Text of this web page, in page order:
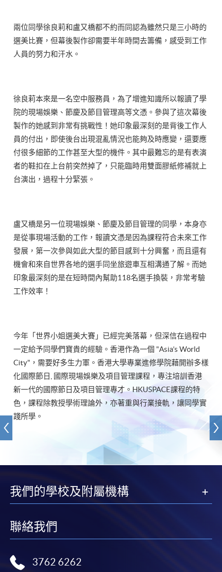
兩位同學徐良莉和盧又橋都不約而同認為雖然只是三小時的
選美比賽，但幕後製作卻需要半年時間去籌備，感受到工作
人員的努力和汗水。
徐良莉本來是一名空中服務員，為了增進知識所以報讀了學
院的現場娛樂、節慶及節目管理高等文憑。參與了這次幕後
製作的她感到非常有挑戰性！她印象最深刻的是背後工作人
員的付出，即使後台出現混亂情況也能夠及時應變，還要應
付很多細節的工作甚至大型的機件。其中最難忘的是有表演
者的鞋扣在上台前突然掉了，只能臨時用雙面膠紙修補就上
台演出，過程十分緊張。
盧又橋是另一位現場娛樂、節慶及節目管理的同學，本身亦
是從事現場活動的工作，報讀文憑是因為課程符合未來工作
發展，第一次參與如此大型的節目感到十分興奮，而且還有
機會和來自世界各地的選手同坐旅遊車互相溝通了解。而她
印象最深刻的是在短時間內幫助118名選手換裝，非常考驗
工作效率！
今年「世界小姐選美大賽」已經完美落幕，但深信在過程中
一定給予同學們寶貴的經驗。香港作為一個 "Asia’s World
City"，需要好多生力軍。香港大學專業進修學院藉開辦多樣
化國際節日, 國際現場娛樂及項目管理課程，專注培訓香港
新一代的國際節日及項目管理專才。HKUSPACE課程的特
色，課程除教授學術理論外，亦著重與行業接軌，讓同學實
踐所學。
我們的學校及附屬機構
聯絡我們
3762 6262